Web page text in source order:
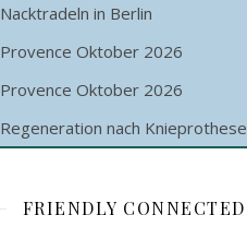
Nacktradeln in Berlin
Provence Oktober 2026
Provence Oktober 2026
Regeneration nach Knieprothese
FRIENDLY CONNECTED